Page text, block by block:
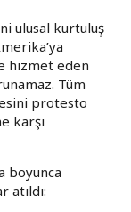
ulusal kurtuluş
hizmet eden
Tüm
protesto
karşı
boyunca
atıldı: